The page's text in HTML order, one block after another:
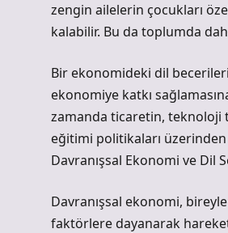
zengin ailelerin çocukları
kalabilir. Bu da toplumda
Bir ekonomideki dil
ekonomiye katkı
zamanda ticaretin, teknoloji
eğitimi politikaları
Davranışsal Ekonomi ve Dil
Davranışsal ekonomi,
faktörlere dayanarak